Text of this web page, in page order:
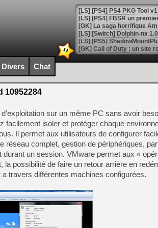
[GK] La saga horrifique
[GK] Le portage de Super
[Mo5] Le jeu de course
[GK] Guillermo del Toro
[GK] Mistfall Hunter : déjà
[GK] Wo Long 2 évolue
[GK] Crossfire : un TPS à
[LS] [PS5] Premiers
[Mo5] DOOM arrive en
[GK] Bethesda fête les 30
[GK] Roblox : l'action en
[GK] Agenda - GeForce
Divers Chat
10952284
sur un même PC sans avoir
facilement isoler et protéger chaque
Il permet aux utilisateurs de configurer
réseau complet, gestion de périphériques,
un session. VMware permet aux «
la possibilité de faire un retour arrière en
travers différentes machines configurées.